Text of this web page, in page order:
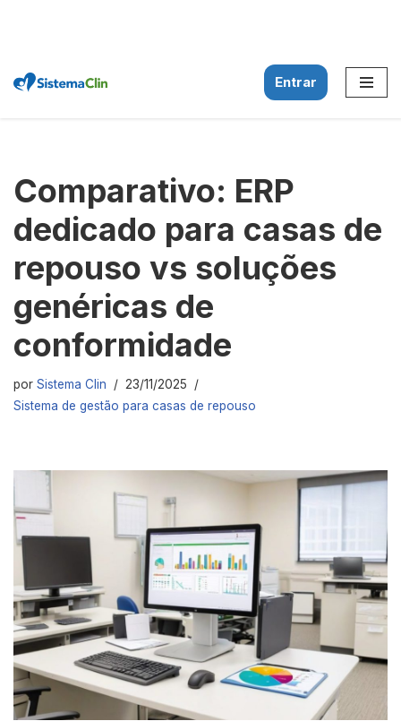
Pular
Entrar
Comparativo: ERP
dedicado para casas de
repouso vs soluções
genéricas de
conformidade
por Sistema Clin
23/11/2025
Sistema de gestão para casas de repouso